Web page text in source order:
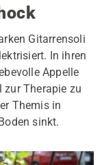
Gitarrensoli
In ihren
Appelle
zur Therapie zu
Themis in
sinkt.